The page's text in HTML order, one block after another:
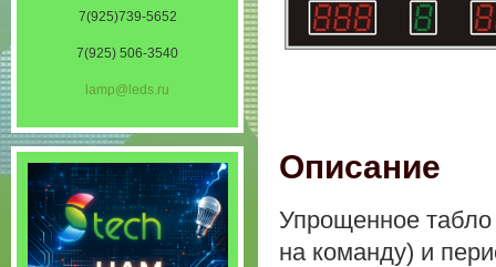
Описание
Упрощенное
на команду) и
7(925)739-5652
7(925) 506-3540
lamp@leds.ru